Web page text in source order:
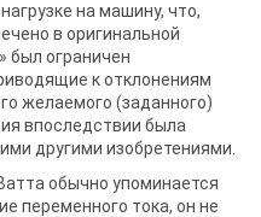
на машину, что,
в оригинальной
был ограничен
к отклонениям
желаемого (заданного)
впоследствии была
другими изобретениями.
обычно упоминается
переменного тока, он не